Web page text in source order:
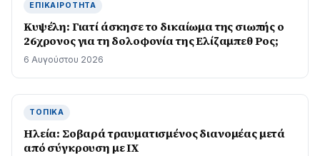
ΕΠΙΚΑΙΡΌΤΗΤΑ
Κυψέλη: Γιατί άσκησε το δικαίωμα της σιωπής ο
26χρονος για τη δολοφονία της Ελίζαμπεθ Ρος;
6 Αυγούστου 2026
ΤΟΠΙΚΆ
Ηλεία: Σοβαρά τραυματισμένος διανομέας μετά
από σύγκρουση με ΙΧ